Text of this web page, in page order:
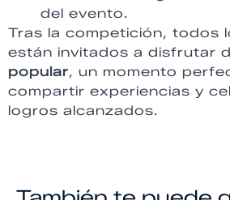
del evento.
Tras la competición, todos
están invitados a disfrutar
popular, un momento
compartir experiencias y
logros alcanzados.